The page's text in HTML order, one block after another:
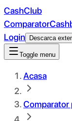
CashClub
Comparator
Login
Descarca
Toggle menu
Acasa
Comparator